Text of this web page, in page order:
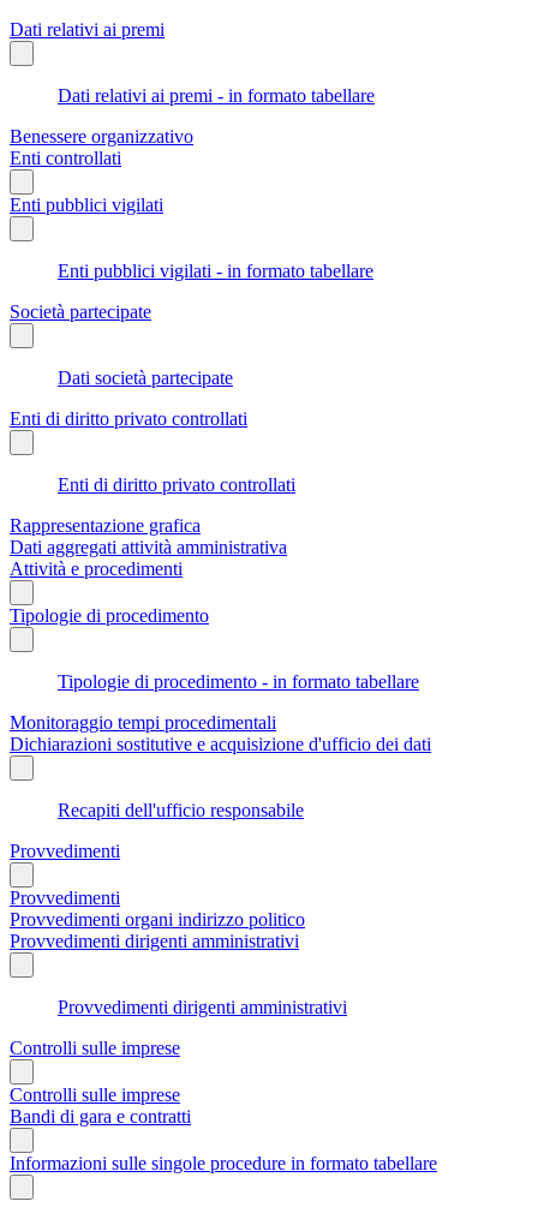
Dati relativi ai premi
Dati relativi ai premi - in formato tabellare
Benessere organizzativo
Enti controllati
Enti pubblici vigilati
Enti pubblici vigilati - in formato tabellare
Società partecipate
Dati società partecipate
Enti di diritto privato controllati
Enti di diritto privato controllati
Rappresentazione grafica
Dati aggregati attività amministrativa
Attività e procedimenti
Tipologie di procedimento
Tipologie di procedimento - in formato tabellare
Monitoraggio tempi procedimentali
Dichiarazioni sostitutive e acquisizione d'ufficio dei dati
Recapiti dell'ufficio responsabile
Provvedimenti
Provvedimenti
Provvedimenti organi indirizzo politico
Provvedimenti dirigenti amministrativi
Provvedimenti dirigenti amministrativi
Controlli sulle imprese
Controlli sulle imprese
Bandi di gara e contratti
Informazioni sulle singole procedure in formato tabellare